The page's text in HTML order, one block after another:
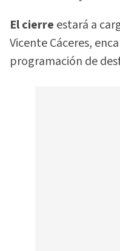
El cierre estará a
Vicente Cáceres,
programación de